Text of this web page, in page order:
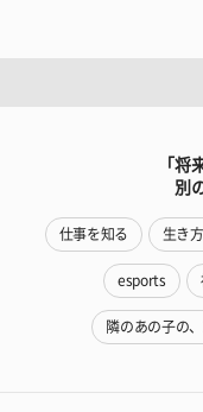
「将
別
仕事を知る 生き
esports
隣のあの子の